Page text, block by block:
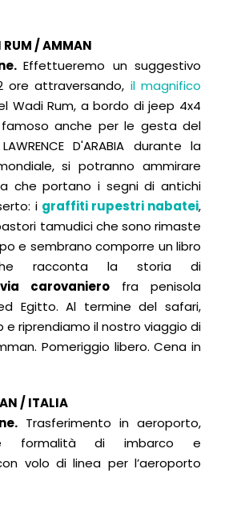
/ AMMAN
Effettueremo un suggestivo
ore attraversando, il magnifico
Wadi Rum, a bordo di jeep 4x4
anche per le gesta del
D'ARABIA durante la
si potranno ammirare
che portano i segni di antichi
i graffiti rupestri nabatei,
tamudici che sono rimaste
e sembrano comporre un libro
racconta la storia di
carovaniero fra penisola
Egitto. Al termine del safari,
e riprendiamo il nostro viaggio di
Pomeriggio libero. Cena in
/ ITALIA
Trasferimento in aeroporto,
formalità di imbarco e
volo di linea per l’aeroporto